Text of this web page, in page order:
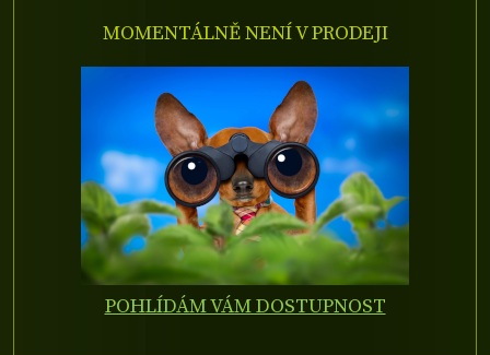
MOMENTÁLNĚ NENÍ V PRODEJI
POHLÍDÁM VÁM DOSTUPNOST